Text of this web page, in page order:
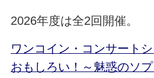
2026年度は全2回開催。
ワンコイン・コンサート
おもしろい！～魅惑のソ